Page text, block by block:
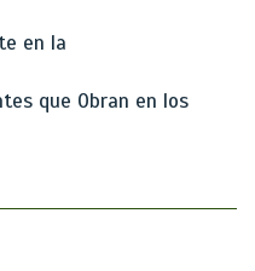
en la
que Obran en los